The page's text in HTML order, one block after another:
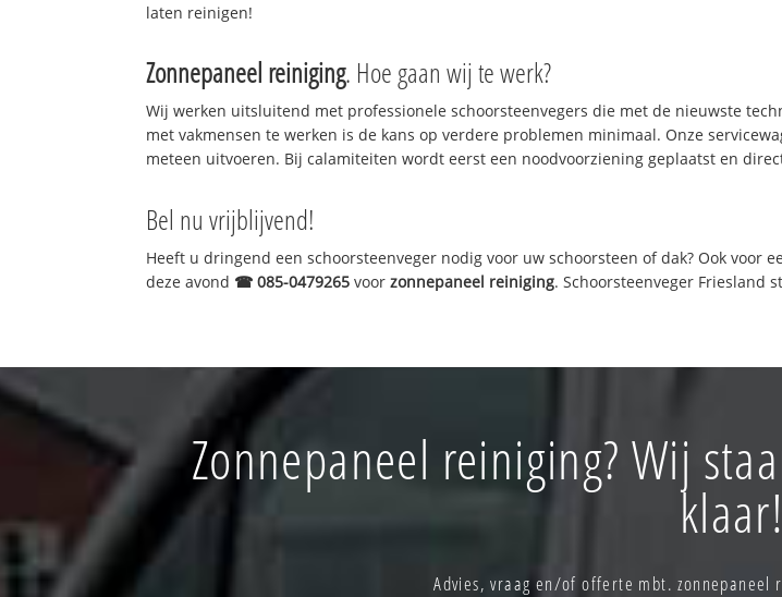
laten reinigen!
Zonnepaneel reiniging. Hoe gaan wij te werk?
Wij werken uitsluitend met professionele schoorsteenvegers die met de nieuwste
met vakmensen te werken is de kans op verdere problemen minimaal. Onze
meteen uitvoeren. Bij calamiteiten wordt eerst een noodvoorziening geplaatst en
Bel nu vrijblijvend!
Heeft u dringend een schoorsteenveger nodig voor uw schoorsteen of dak? Ook
deze avond ☎085-0479265 voorzonnepaneel reiniging. Schoorsteenveger Friesland
Zonnepaneel reiniging? Wij
klaar!
Advies, vraag en/of offerte mbt. zonnepaneel